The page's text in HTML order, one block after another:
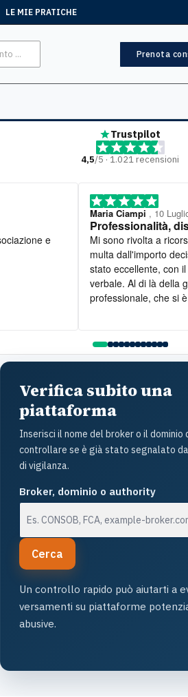
LE MIE PRATICHE
Prenota
Trustpilot
4,5/5 · 1.021 recensioni
, 10 Luglio
Professionalità, disponibilità e
Mi sono rivolta a ricorsi.net per un ricorso contro una
multa dall'importo decisamente elevato
stato eccellente, con il totale
verbale. Al di là della grandissima
professionale, che si è rivelata
Verifica subito una
piattaforma
Inserisci il nome del broker o il dominio
controllare se è già stato segnalato
di vigilanza.
Broker, dominio o authority
Cerca
Un controllo rapido può aiutarti a
versamenti su piattaforme
abusive.